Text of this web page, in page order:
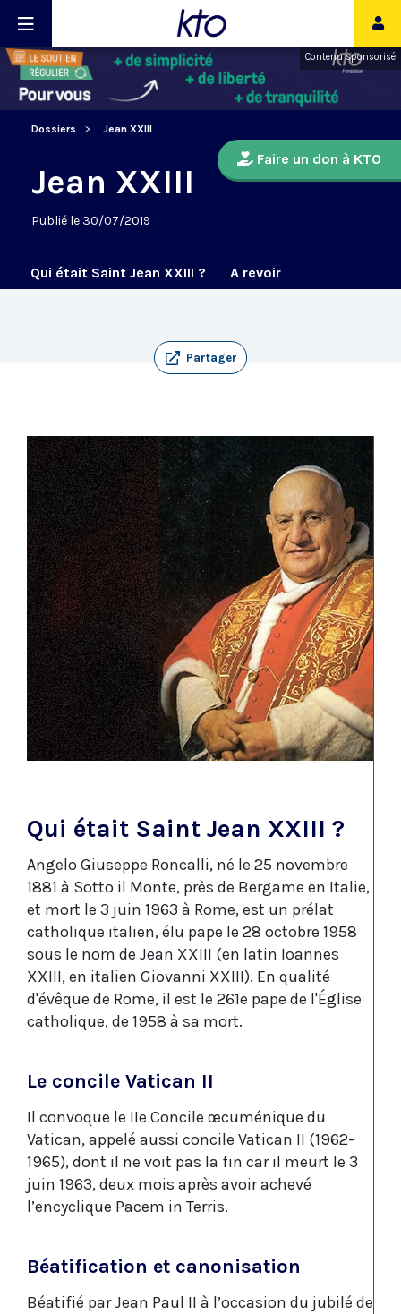
Contenu sponsorisé
Dossiers Jean XXIII
Faire un don à KTO
Jean XXIII
Publié le 30/07/2019
Qui était Saint Jean XXIII ? A revoir
Partager
Qui était Saint Jean XXIII ?
Angelo Giuseppe Roncalli, né le 25 novembre
1881 à Sotto il Monte, près de Bergame en Italie,
et mort le 3 juin 1963 à Rome, est un prélat
catholique italien, élu pape le 28 octobre 1958
sous le nom de Jean XXIII (en latin Ioannes
XXIII, en italien Giovanni XXIII). En qualité
d'évêque de Rome, il est le 261e pape de l'Église
catholique, de 1958 à sa mort.
Le concile Vatican II
Il convoque le IIe Concile œcuménique du
Vatican, appelé aussi concile Vatican II (1962-
1965), dont il ne voit pas la fin car il meurt le 3
juin 1963, deux mois après avoir achevé
l’encyclique Pacem in Terris.
Béatification et canonisation
Béatifié par Jean Paul II à l’occasion du jubilé de